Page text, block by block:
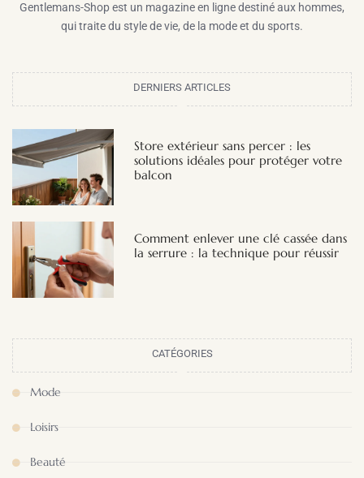
Gentlemans-Shop est un magazine en ligne destiné aux hommes,
qui traite du style de vie, de la mode et du sports.
DERNIERS ARTICLES
Store extérieur sans percer : les
solutions idéales pour protéger votre
balcon
Comment enlever une clé cassée dans
la serrure : la technique pour réussir
CATÉGORIES
Mode
Loisirs
Beauté